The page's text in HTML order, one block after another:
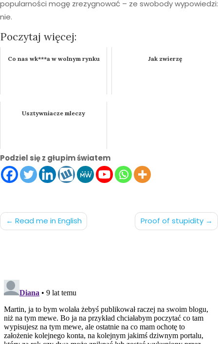
popularności mogę zrezygnować – ze swobody wypowiedzi:
nie.
Poczytaj więcej:
Co nas wk***a w wolnym rynku Jak zwierzę
Usztywniacze mleczy
Podziel się z głupim światem
Nawigacja
Read me in English Proof of stupidity